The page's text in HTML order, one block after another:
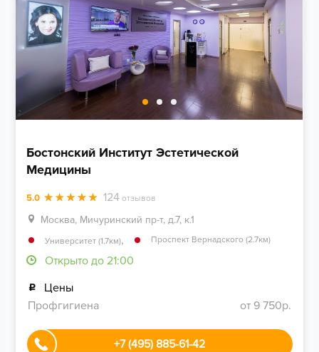
Бостонский Институт Эстетической
Медицины
5.0 124 отзывов
Москва, Мичуринский пр-т, д.7, к.1
Университет (1.7км), Проспект Вернадского (2.7км)
Открыто до 21:00
Цены
Профгигиена
от 9 750р.
+7 (495) 885-61-42